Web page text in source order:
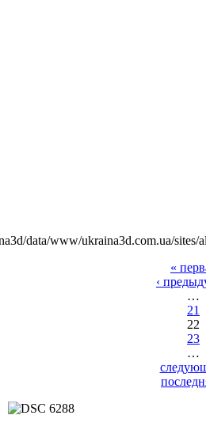
data/www/ukraina3d.com.ua/sites/
«
‹
…
21
22
23
…